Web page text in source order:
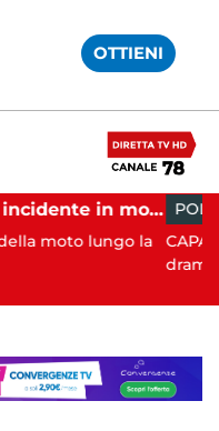
OTTIENI
POLITICA 19:43
CAPACCIO PAESTUM. È